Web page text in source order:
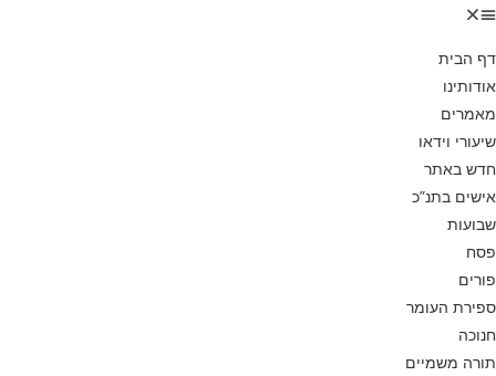
דף הבית
אודותינו
מאמרים
שיעורי וידאו
חדש באתר
אישים בתנ”כ
שבועות
פסח
פורים
ספירת העומר
חנוכה
תורה משמיים